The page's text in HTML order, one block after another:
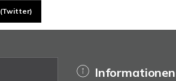
(Twitter)
Informationen